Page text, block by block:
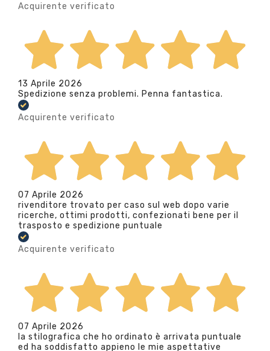
Acquirente verificato
13 Aprile 2026
Spedizione senza problemi. Penna fantastica.
Acquirente verificato
07 Aprile 2026
rivenditore trovato per caso sul web dopo varie
ricerche, ottimi prodotti, confezionati bene per il
trasposto e spedizione puntuale
Acquirente verificato
07 Aprile 2026
la stilografica che ho ordinato è arrivata puntuale
ed ha soddisfatto appieno le mie aspettative